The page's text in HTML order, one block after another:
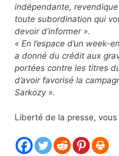
indépendante,
toute subordination qui
devoir d’informer ».
« En l’espace d’un week-
a donné du crédit aux
portées contre les titres
d’avoir favorisé la
Sarkozy ».
Liberté de la presse,